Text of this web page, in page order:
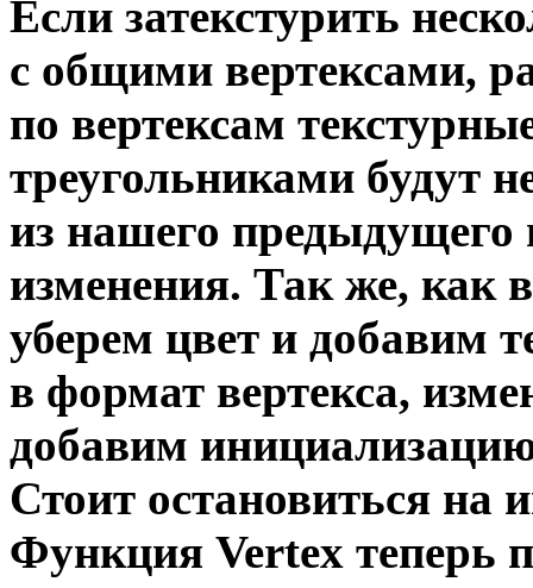
Если затекстурить
с общими вертексами,
по вертексам
треугольниками будут
из нашего предыдущего
изменения. Так же, как
уберем цвет и добавим
в формат вертекса,
добавим
Стоит остановиться на
Функция Vertex теперь